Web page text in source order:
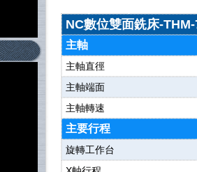
NC數位雙面銑床-
主軸
主軸直徑
主軸端面
主軸轉速
主要行程
旋轉工作台